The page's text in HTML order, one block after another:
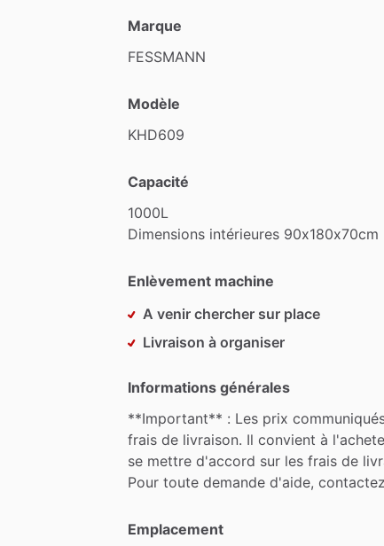
Marque
FESSMANN
Modèle
KHD609
Capacité
1000L
Dimensions intérieures 90x180x70cm
Enlèvement machine
A venir chercher sur place
Livraison à organiser
Informations générales
**Important** : Les prix
frais de livraison. Il convient à
se mettre d'accord sur les frais de
Pour toute demande d'aide, contactez
Emplacement